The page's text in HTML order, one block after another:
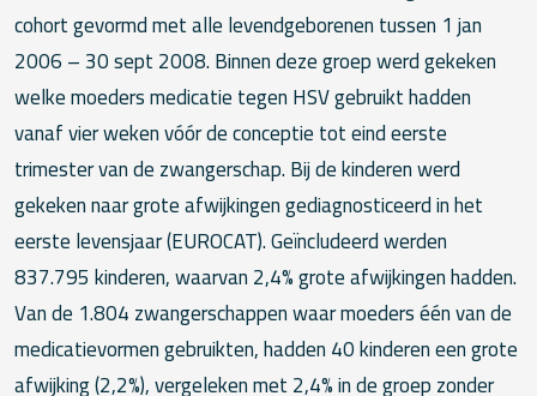
cohort gevormd met alle levendgeborenen tussen 1 jan
2006 – 30 sept 2008. Binnen deze groep werd gekeken
welke moeders medicatie tegen HSV gebruikt hadden
vanaf vier weken vóór de conceptie tot eind eerste
trimester van de zwangerschap. Bij de kinderen werd
gekeken naar grote afwijkingen gediagnosticeerd in het
eerste levensjaar (EUROCAT). Geïncludeerd werden
837.795 kinderen, waarvan 2,4% grote afwijkingen hadden.
Van de 1.804 zwangerschappen waar moeders één van de
medicatievormen gebruikten, hadden 40 kinderen een grote
afwijking (2,2%), vergeleken met 2,4% in de groep zonder